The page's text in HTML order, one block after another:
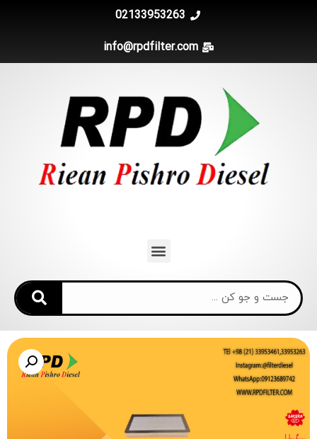
02133953263
info@rpdfilter.com